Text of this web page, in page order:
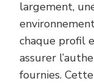
largement,
chaque profil
assurer
fournies.